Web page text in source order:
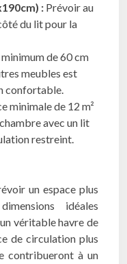
: Prévoir au
du lit pour la
de 60 cm
meubles est
confortable.
minimale de 12 m²
avec un lit
restreint.
un espace plus
idéales
véritable havre de
de circulation plus
contribueront à un